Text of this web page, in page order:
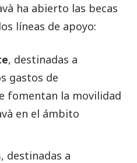
ha abierto las becas
líneas de apoyo:
, destinadas a
gastos de
fomentan la movilidad
en el ámbito
, destinadas a